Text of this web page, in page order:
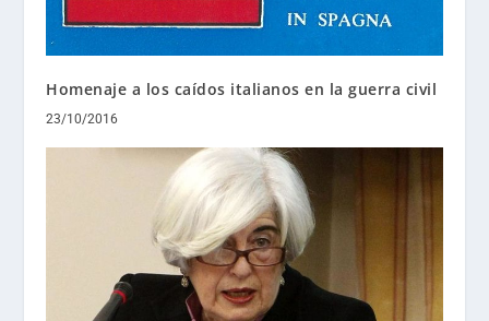
Homenaje a los caídos italianos en la guerra civil
23/10/2016